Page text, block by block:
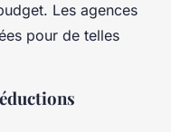
Les agences
pour de telles